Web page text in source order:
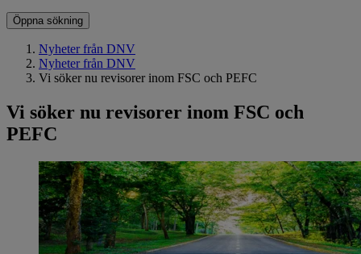
Öppna sökning
Nyheter från DNV
Nyheter från DNV
Vi söker nu revisorer inom FSC och PEFC
Vi söker nu revisorer inom FSC och
PEFC